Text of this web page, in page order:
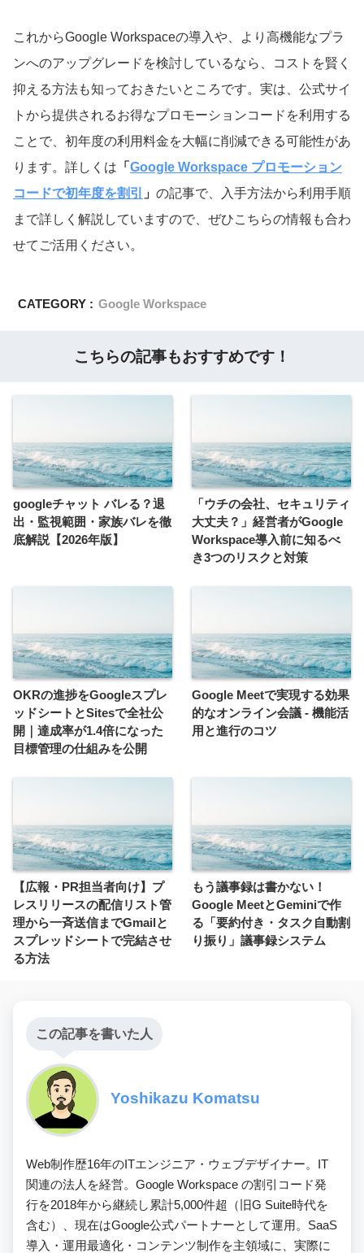
これからGoogle Workspaceの導入や、より高機能なプラ
ンへのアップグレードを検討しているなら、コストを賢く
抑える方法も知っておきたいところです。実は、公式サイ
トから提供されるお得なプロモーションコードを利用する
ことで、初年度の利用料金を大幅に削減できる可能性があ
ります。詳しくは 「 Google Workspace プロモーション
コードで初年度を割引
」 の記事で、入手方法から利用手順
まで詳しく解説していますので、ぜひこちらの情報も合わ
せてご活用ください。
CATEGORY : Google Workspace
こちらの記事もおすすめです！
googleチャット バレる？退
出・監視範囲・家族バレを徹
底解説【2026年版】
「ウチの会社、セキュリティ
大丈夫？」経営者がGoogle
Workspace導入前に知るべ
き3つのリスクと対策
OKRの進捗をGoogleスプレ
ッドシートとSitesで全社公
開｜達成率が1.4倍になった
目標管理の仕組みを公開
Google Meetで実現する効果
的なオンライン会議 - 機能活
用と進行のコツ
【広報・PR担当者向け】プ
レスリリースの配信リスト管
理から一斉送信までGmailと
スプレッドシートで完結させ
る方法
もう議事録は書かない！
Google MeetとGeminiで作
る「要約付き・タスク自動割
り振り」議事録システム
この記事を書いた人
Yoshikazu Komatsu
Web制作歴16年のITエンジニア・ウェブデザイナー。IT
関連の法人を経営。Google Workspace の割引コード発
行を2018年から継続し累計5,000件超（旧G Suite時代を
含む）、現在はGoogle公式パートナーとして運用。SaaS
導入・運用最適化・コンテンツ制作を主領域に、実際に